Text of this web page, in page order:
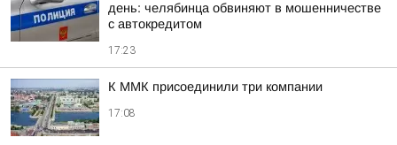
день: челябинца обвиняют в мошенничестве
с автокредитом
17:23
К ММК присоединили три компании
17:08